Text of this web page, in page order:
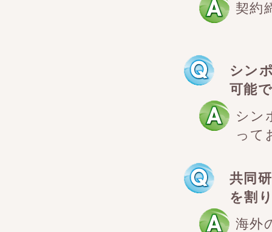
契約
シン
可能
シン
って
共同
を割
海外